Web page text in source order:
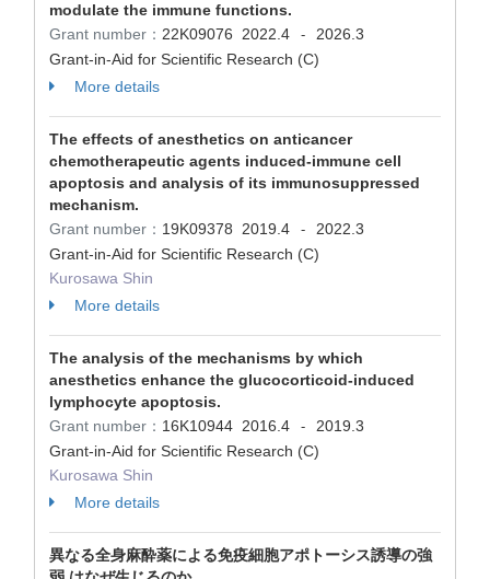
modulate the immune functions.
Grant number： 22K09076 2022.4 -
2026.3
Grant-in-Aid for Scientific Research (C)
More details
The effects of anesthetics on anticancer
chemotherapeutic agents induced-immune cell
apoptosis and analysis of its immunosuppressed
mechanism.
Grant number： 19K09378 2019.4 -
2022.3
Grant-in-Aid for Scientific Research (C)
Kurosawa Shin
More details
The analysis of the mechanisms by which
anesthetics enhance the glucocorticoid-induced
lymphocyte apoptosis.
Grant number： 16K10944 2016.4 -
2019.3
Grant-in-Aid for Scientific Research (C)
Kurosawa Shin
More details
異なる全身麻酔薬による免疫細胞アポトーシス誘導の強